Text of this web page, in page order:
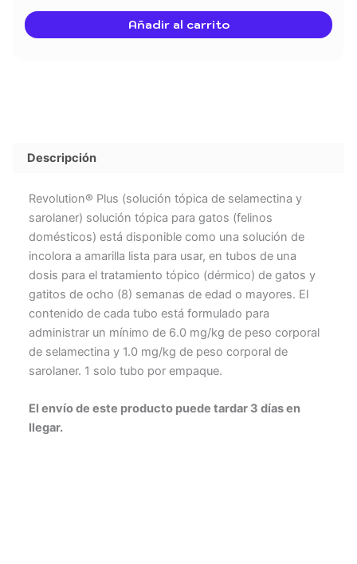
cantidad
Añadir al carrito
Descripción
Revolution® Plus (solución tópica de selamectina y
sarolaner) solución tópica para gatos (felinos
domésticos) está disponible como una solución de
incolora a amarilla lista para usar, en tubos de una
dosis para el tratamiento tópico (dérmico) de gatos y
gatitos de ocho (8) semanas de edad o mayores. El
contenido de cada tubo está formulado para
administrar un mínimo de 6.0 mg/kg de peso corporal
de selamectina y 1.0 mg/kg de peso corporal de
sarolaner. 1 solo tubo por empaque.
El envío de este producto puede tardar 3 días en
llegar.